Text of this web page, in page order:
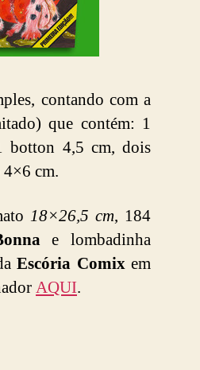
contando com a
que contém: 1
botton 4,5 cm, dois
4×6 cm.
18×26,5 cm, 184
e lombadinha
Escória Comixem
AQUI.